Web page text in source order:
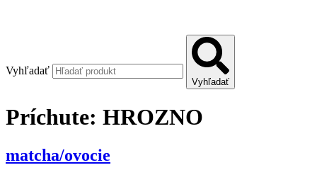
Vyhľadať
Vyhľadať
Príchute: HROZNO
matcha/ovocie